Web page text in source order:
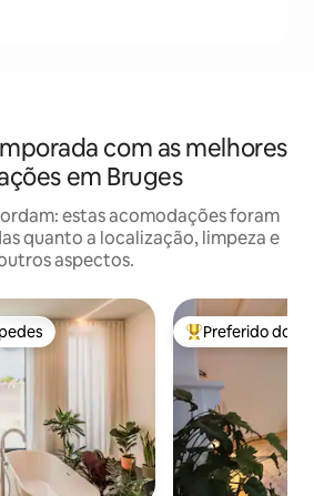
com as melhores
em Bruges
estas acomodações foram
quanto a localização, limpeza e
aspectos.
dos hóspedes Entre os
Preferido dos